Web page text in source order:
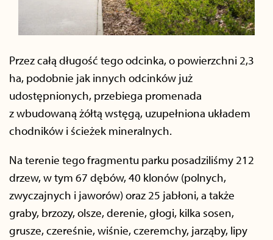
Przez całą długość tego odcinka, o powierzchni 2,3
ha, podobnie jak innych odcinków już
udostępnionych, przebiega promenada
z wbudowaną żółtą wstęgą, uzupełniona układem
chodników i ścieżek mineralnych.
Na terenie tego fragmentu parku posadziliśmy 212
drzew, w tym 67 dębów, 40 klonów (polnych,
zwyczajnych i jaworów) oraz 25 jabłoni, a także
graby, brzozy, olsze, derenie, głogi, kilka sosen,
grusze, czereśnie, wiśnie, czeremchy, jarząby, lipy